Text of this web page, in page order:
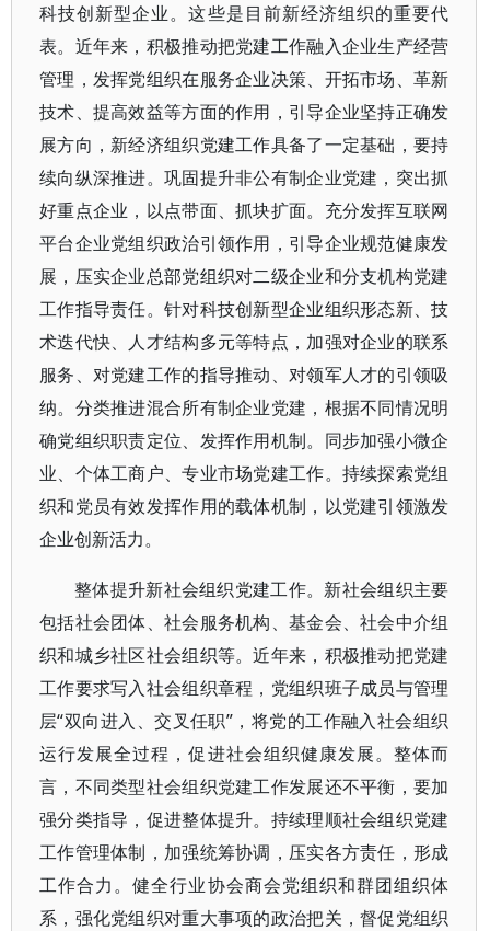
科技创新型企业。这些是目前新经济组织的重要代
表。近年来，积极推动把党建工作融入企业生产经营
管理，发挥党组织在服务企业决策、开拓市场、革新
技术、提高效益等方面的作用，引导企业坚持正确发
展方向，新经济组织党建工作具备了一定基础，要持
续向纵深推进。巩固提升非公有制企业党建，突出抓
好重点企业，以点带面、抓块扩面。充分发挥互联网
平台企业党组织政治引领作用，引导企业规范健康发
展，压实企业总部党组织对二级企业和分支机构党建
工作指导责任。针对科技创新型企业组织形态新、技
术迭代快、人才结构多元等特点，加强对企业的联系
服务、对党建工作的指导推动、对领军人才的引领吸
纳。分类推进混合所有制企业党建，根据不同情况明
确党组织职责定位、发挥作用机制。同步加强小微企
业、个体工商户、专业市场党建工作。持续探索党组
织和党员有效发挥作用的载体机制，以党建引领激发
企业创新活力。
整体提升新社会组织党建工作。新社会组织主要
包括社会团体、社会服务机构、基金会、社会中介组
织和城乡社区社会组织等。近年来，积极推动把党建
工作要求写入社会组织章程，党组织班子成员与管理
层“双向进入、交叉任职”，将党的工作融入社会组织
运行发展全过程，促进社会组织健康发展。整体而
言，不同类型社会组织党建工作发展还不平衡，要加
强分类指导，促进整体提升。持续理顺社会组织党建
工作管理体制，加强统筹协调，压实各方责任，形成
工作合力。健全行业协会商会党组织和群团组织体
系，强化党组织对重大事项的政治把关，督促党组织